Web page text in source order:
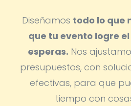
Diseñamos todo lo que
que tu evento logre
esperas. Nos
presupuestos, con
efectivas, para que
tiempo con